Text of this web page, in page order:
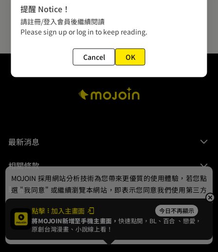
最新消息
相關條款
聯絡我們
© 2024 gamania Digital Entertainment Co., Ltd.
點擊 加入主畫面 今日不再顯示
將MOJOIN新增至手機主畫面，快速點開，BL、 百合 、戀愛，
原創台灣漫畫、小說線上看！
MOJOIN 採用網站分析技術為您帶來更優質的使用體驗，若您點
選 "我同意" 或繼續瀏覽本網站，即表示您同意我們使用第三方
Cookie，欲瞭解更多資訊請見隱私權政策。
我同意
提醒 Notice！
請註冊/登入會員後繼續閱讀
Please sign up or log in to keep reading.
Cancel OK